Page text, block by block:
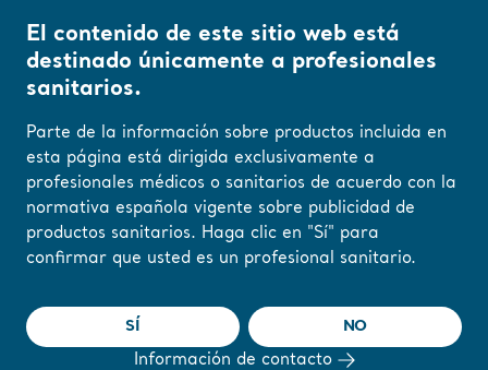
Cambie su región o
idioma aquí
2023.03.23
Expected publication date of Annual Report
The Annual Report is expected to be published during Week
El contenido de este sitio web está
destinado únicamente a profesionales
sanitarios.
Parte de la información sobre productos incluida en
esta página está dirigida exclusivamente a
profesionales médicos o sanitarios de acuerdo con la
normativa española vigente sobre publicidad de
productos sanitarios. Haga clic en "Sí" para
confirmar que usted es un profesional sanitario.
SÍ NO
Información de contacto